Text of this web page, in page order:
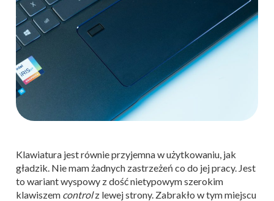
Klawiatura jest równie przyjemna w użytkowaniu, jak
gładzik. Nie mam żadnych zastrzeżeń co do jej pracy. Jest
to wariant wyspowy z dość nietypowym szerokim
klawiszem controlz lewej strony. Zabrakło w tym miejscu